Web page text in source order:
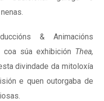
& Animacións
súa exhibición Thea,
divindade da mitoloxía
e quen outorgaba de